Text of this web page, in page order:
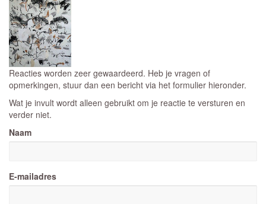
Reacties worden zeer gewaardeerd. Heb je vragen of
opmerkingen, stuur dan een bericht via het formulier hieronder.
Wat je invult wordt alleen gebruikt om je reactie te versturen en
verder niet.
Naam
E-mailadres